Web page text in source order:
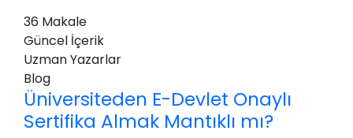
36 Makale
Güncel İçerik
UzmanYazarlar
Blog
Üniversiteden E-Devlet Onaylı
Sertifika Almak Mantıklı mı?